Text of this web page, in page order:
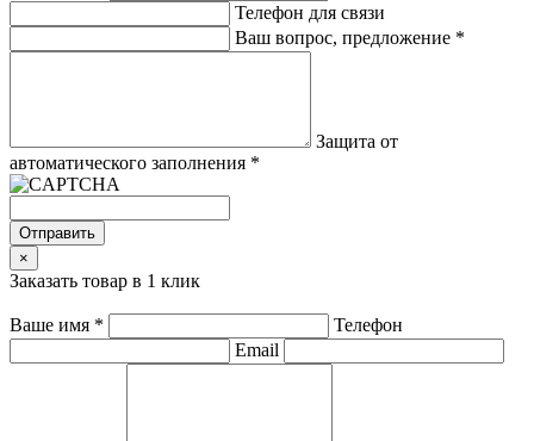
Телефон для связи
Ваш вопрос, предложение *
Защита от
автоматического заполнения *
Отправить
×
Заказать товар в 1 клик
Ваше имя *
Телефон
Email